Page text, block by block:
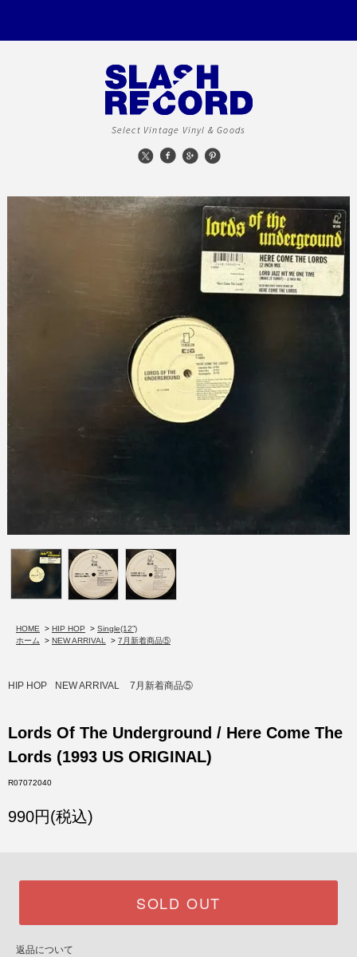
Select Vintage Vinyl & Goods
HOME > HIP HOP > Single(12”)
ホーム
> NEW ARRIVAL > 7月新着商品⑤
HIP HOP NEW ARRIVAL 7月新着商品⑤
Lords Of The Underground / Here Come The
Lords (1993 US ORIGINAL)
R07072040
990円(税込)
SOLD OUT
返品について